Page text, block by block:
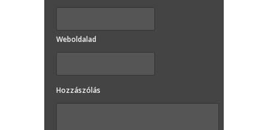
Weboldalad
Hozzászólás